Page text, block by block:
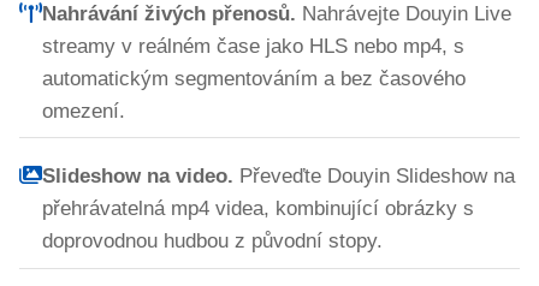
Nahrávání živých přenosů. Nahrávejte Douyin Live
streamy v reálném čase jako HLS nebo mp4, s
automatickým segmentováním a bez časového
omezení.
Slideshow na video. Převeďte Douyin Slideshow na
přehrávatelná mp4 videa, kombinující obrázky s
doprovodnou hudbou z původní stopy.